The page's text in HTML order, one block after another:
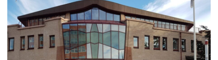
De middag van Sleutelstad
12.00 - 18.00 uur
Vorig uur
uur 1 van 0 Volgend uur
Inklappen